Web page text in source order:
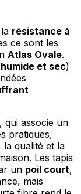
résistance à
ce sont les
Atlas Ovale.
et sec)
, qui associe un
pratiques,
qualité et la
Les tapis
un poil court,
mais